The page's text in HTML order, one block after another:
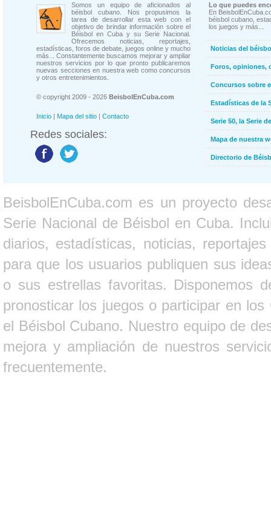
Somos un equipo de aficionados al
béisbol cubano. Nos propusimos la
tarea de desarrollar esta web con el
objetivo de brindar información sobre el
Béisbol en Cuba y su Serie Nacional.
Ofrecemos noticias, reportajes,
estadísticas, foros de debate, juegos online y mucho
más... Constantemente buscamos mejorar y ampliar
nuestros servicios por lo que pronto publicaremos
nuevas secciones en nuestra web como concursos
y otros entretenimientos.
© copyright 2009 - 2026 BeisbolEnCuba.com
Inicio | Mapa del sitio | Contacto
Redes sociales:
Lo que puedes
En
béisbol cubano,
los juegos y más...
Noticias del
Foros, opiniones,
Concursos sobre
Estadísticas de la
Serie 50, la Serie
Mapa de nuestra
Directorio de
BeisbolEnCuba.com es un proyecto
Serie Nacional de Béisbol en Cuba.
diarios, estadísticas, noticias,
para que los usuarios publiquen sus
o sus estrellas favoritas. Disponemos
pronosticar los juegos o participar en
el Béisbol Cubano. Nuestro equipo de
mejora y ampliación de nuestros
frecuentemente.